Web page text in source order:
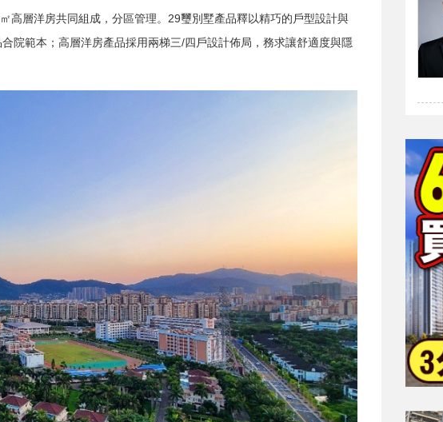
高層洋房共同組成，分區管理。 29璽別墅產品釋以精巧的戶型設計與
院範本；高層洋房產品採用兩梯三/四戶設計佈局，務求讓舒適度與隱